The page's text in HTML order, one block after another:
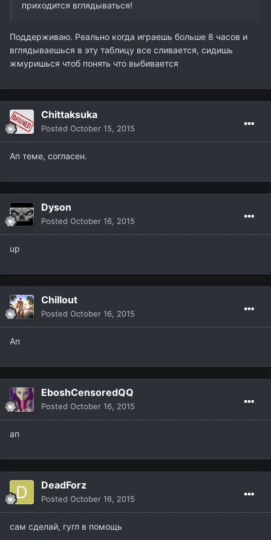
приходится вглядываться!
Поддерживаю. Реально когда играешь больше 8 часов и
вглядываешься в эту таблицу все сливается, сидишь
жмуришься чтоб понять что выбивается
Chittaksuka
Posted October 15, 2015
Ап теме, согласен.
Dyson
Posted October 16, 2015
up
Chillout
Posted October 16, 2015
Ап
EboshCensoredQQ
Posted October 16, 2015
ап
DeadForz
Posted October 16, 2015
сам сделай, гугл в помощь